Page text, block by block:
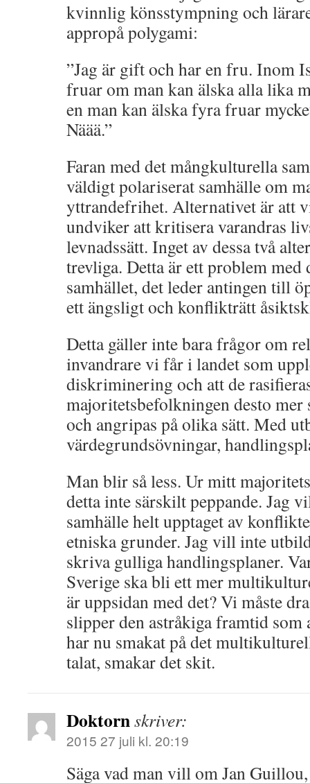
kvinnlig könsstympning och
appropå polygami:
”Jag är gift och har en fru. Inom
fruar om man kan älska alla lika
en man kan älska fyra fruar
Näää.”
Faran med det mångkulturella
väldigt polariserat samhälle om
yttrandefrihet. Alternativet är att
undviker att kritisera varandras
levnadssätt. Inget av dessa två
trevliga. Detta är ett problem
samhället, det leder antingen till
ett ängsligt och konflikträtt
Detta gäller inte bara frågor om
invandrare vi får i landet som
diskriminering och att de
majoritetsbefolkningen desto mer
och angripas på olika sätt. Med
värdegrundsövningar,
Man blir så less. Ur mitt
detta inte särskilt peppande. Jag
samhälle helt upptaget av
etniska grunder. Jag vill inte
skriva gulliga handlingsplaner.
Sverige ska bli ett mer
är uppsidan med det? Vi måste
slipper den astråkiga framtid som
har nu smakat på det
talat, smakar det skit.
Doktornskriver:
2015 27 juli kl. 20:19
Säga vad man vill om Jan